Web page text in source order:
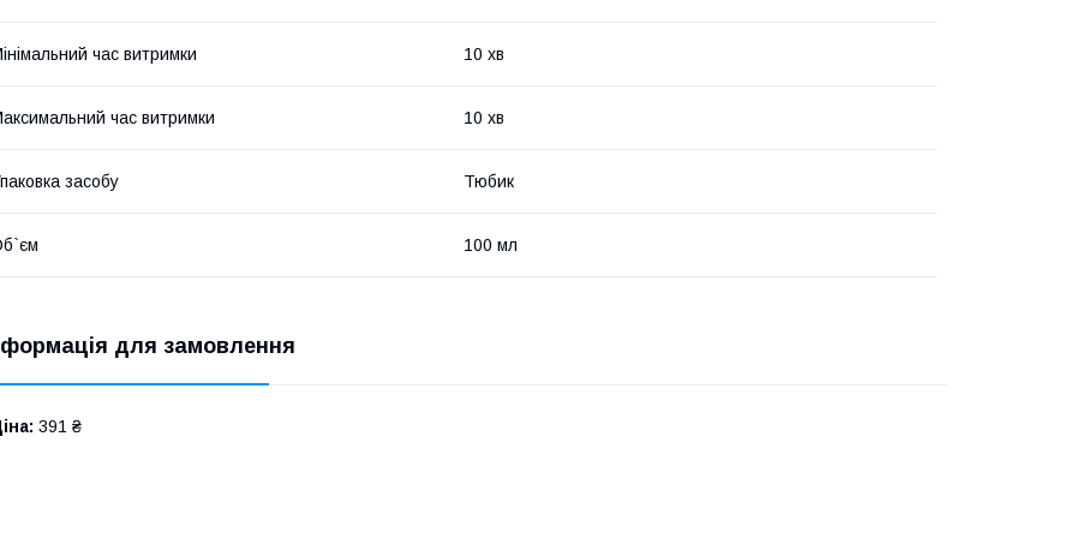
час витримки 10 хв
час витримки 10 хв
засобу Тюбик
100 мл
для замовлення
391 ₴